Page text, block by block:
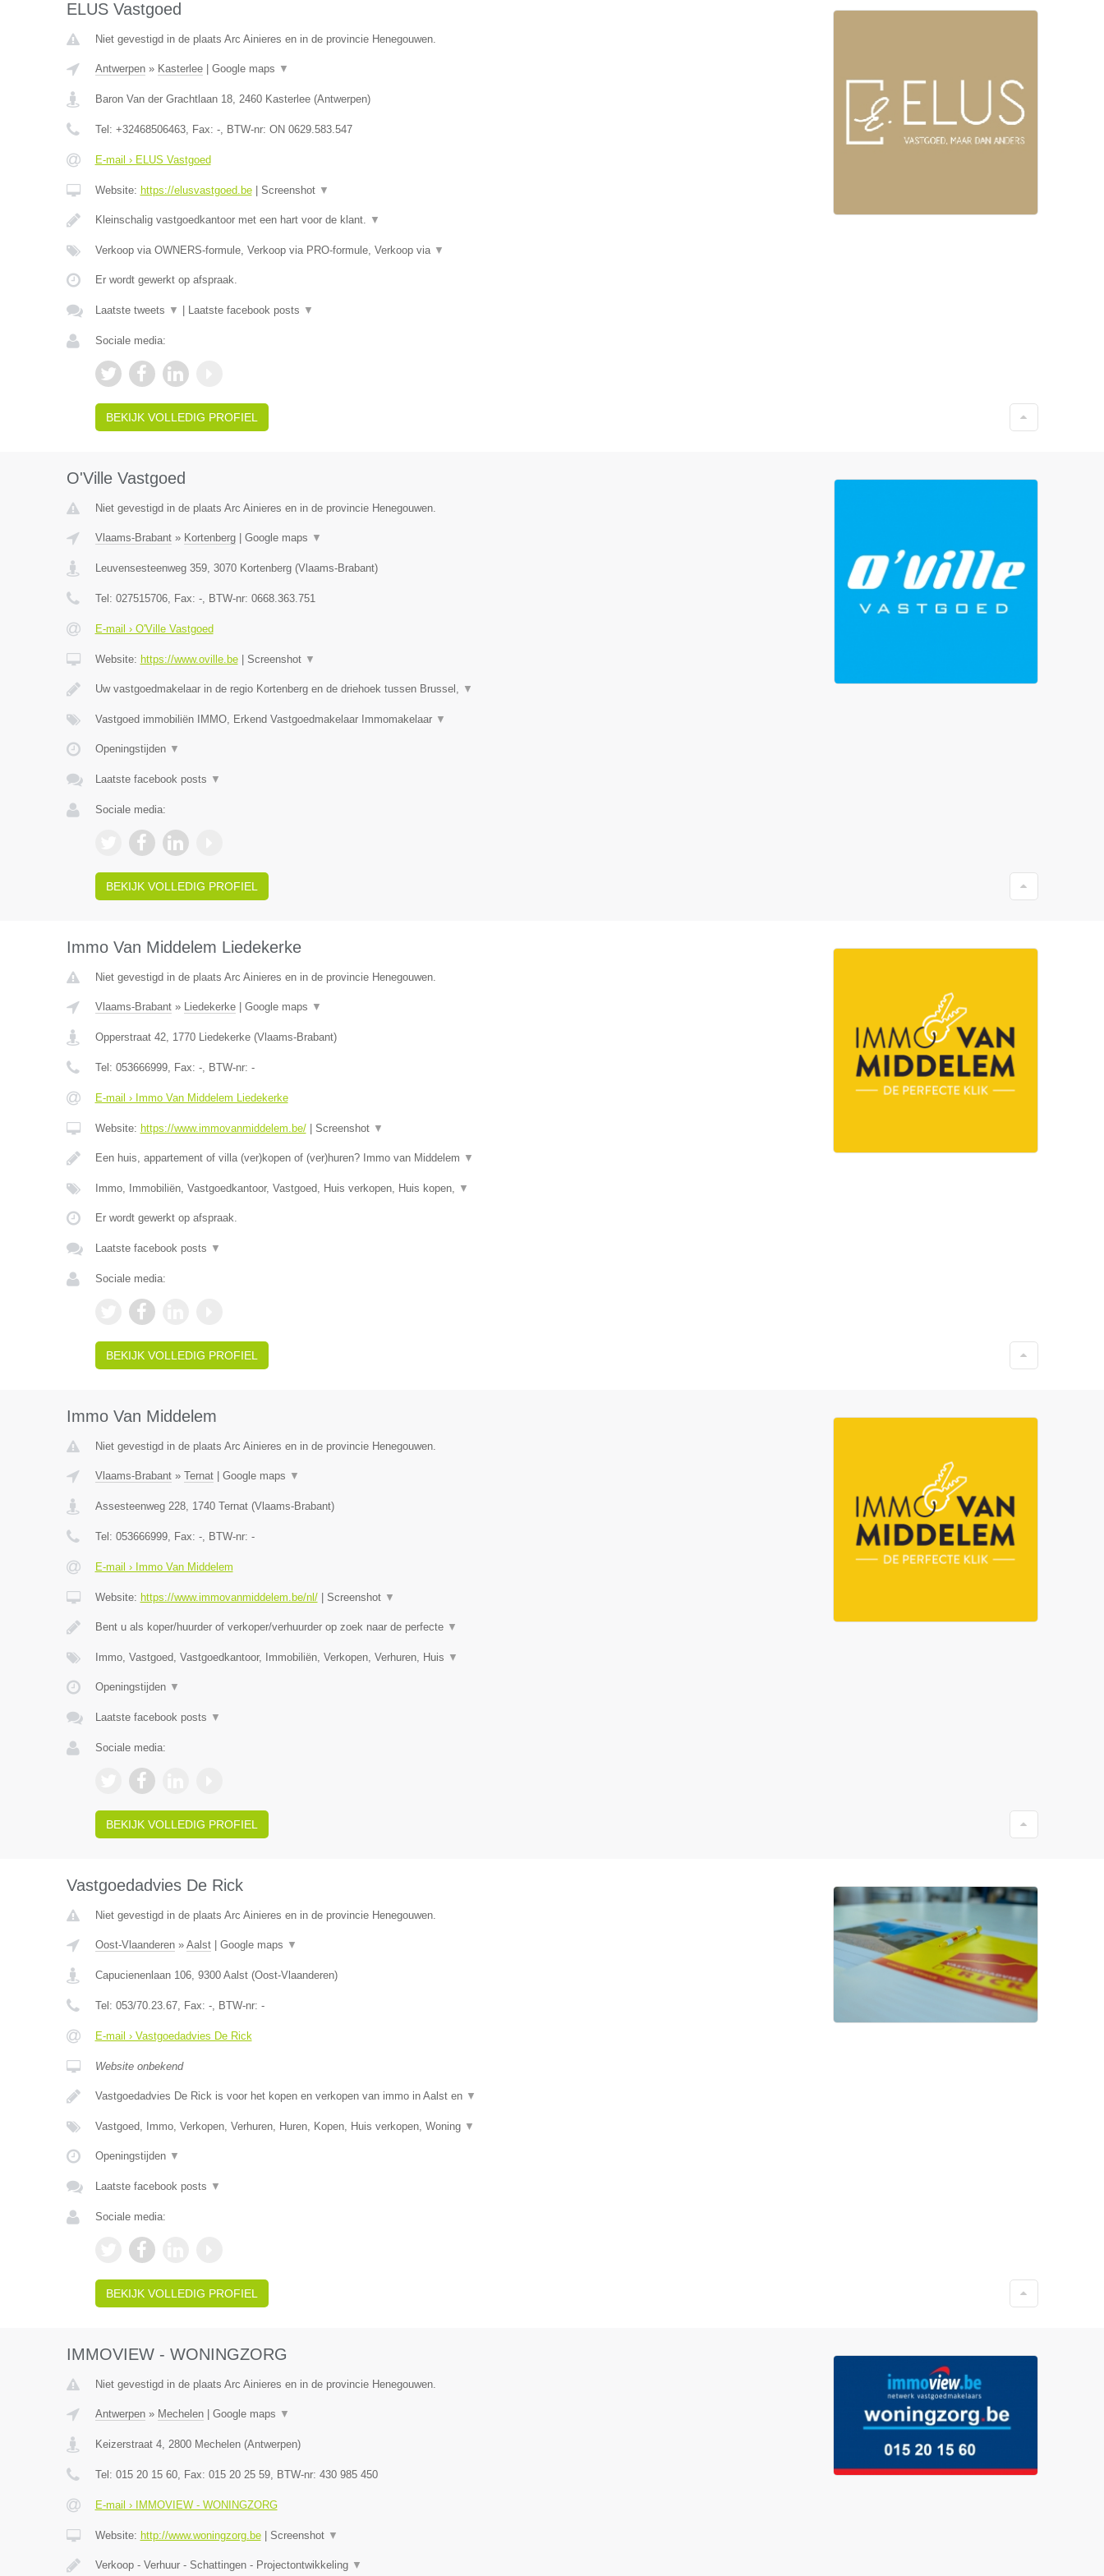
ELUS Vastgoed
Niet gevestigd in de plaats Arc Ainieres en in de provincie Henegouwen.
Antwerpen» Kasterlee| Google maps ▼
Baron Van der Grachtlaan 18, 2460 Kasterlee(Antwerpen)
Tel: +32468506463, Fax: -, BTW-nr: ON 0629.583.547
E-mail › ELUS Vastgoed
Website: https://elusvastgoed.be| Screenshot ▼
Kleinschalig vastgoedkantoor met een hart voor de klant. ▼
Verkoop via OWNERS-formule, Verkoop via PRO-formule, Verkoop via ▼
Er wordt gewerkt op afspraak.
Laatste tweets ▼ Laatste facebook posts ▼
Sociale media:
BEKIJK VOLLEDIG PROFIEL
O'Ville Vastgoed
Niet gevestigd in de plaats Arc Ainieres en in de provincie Henegouwen.
Vlaams-Brabant» Kortenberg| Google maps ▼
Leuvensesteenweg 359, 3070 Kortenberg(Vlaams-Brabant)
Tel: 027515706, Fax: -, BTW-nr: 0668.363.751
E-mail › O'Ville Vastgoed
Website: https://www.oville.be| Screenshot ▼
Uw vastgoedmakelaar in de regio Kortenberg en de driehoek tussen Brussel, ▼
Vastgoed immobiliën IMMO, Erkend Vastgoedmakelaar Immomakelaar ▼
Openingstijden ▼
Laatste facebook posts ▼
Sociale media:
BEKIJK VOLLEDIG PROFIEL
Immo Van Middelem Liedekerke
Niet gevestigd in de plaats Arc Ainieres en in de provincie Henegouwen.
Vlaams-Brabant» Liedekerke| Google maps ▼
Opperstraat 42, 1770 Liedekerke(Vlaams-Brabant)
Tel: 053666999, Fax: -, BTW-nr: -
E-mail › Immo Van Middelem Liedekerke
Website: https://www.immovanmiddelem.be/| Screenshot ▼
Een huis, appartement of villa (ver)kopen of (ver)huren? Immo van Middelem ▼
Immo, Immobiliën, Vastgoedkantoor, Vastgoed, Huis verkopen, Huis kopen, ▼
Er wordt gewerkt op afspraak.
Laatste facebook posts ▼
Sociale media:
BEKIJK VOLLEDIG PROFIEL
Immo Van Middelem
Niet gevestigd in de plaats Arc Ainieres en in de provincie Henegouwen.
Vlaams-Brabant» Ternat| Google maps ▼
Assesteenweg 228, 1740 Ternat(Vlaams-Brabant)
Tel: 053666999, Fax: -, BTW-nr: -
E-mail › Immo Van Middelem
Website: https://www.immovanmiddelem.be/nl/| Screenshot ▼
Bent u als koper/huurder of verkoper/verhuurder op zoek naar de perfecte ▼
Immo, Vastgoed, Vastgoedkantoor, Immobiliën, Verkopen, Verhuren, Huis ▼
Openingstijden ▼
Laatste facebook posts ▼
Sociale media:
BEKIJK VOLLEDIG PROFIEL
Vastgoedadvies De Rick
Niet gevestigd in de plaats Arc Ainieres en in de provincie Henegouwen.
Oost-Vlaanderen» Aalst| Google maps ▼
Capucienenlaan 106, 9300 Aalst(Oost-Vlaanderen)
Tel: 053/70.23.67, Fax: -, BTW-nr: -
E-mail › Vastgoedadvies De Rick
Website onbekend
Vastgoedadvies De Rick is voor het kopen en verkopen van immo in Aalst en ▼
Vastgoed, Immo, Verkopen, Verhuren, Huren, Kopen, Huis verkopen, Woning ▼
Openingstijden ▼
Laatste facebook posts ▼
Sociale media:
BEKIJK VOLLEDIG PROFIEL
IMMOVIEW - WONINGZORG
Niet gevestigd in de plaats Arc Ainieres en in de provincie Henegouwen.
Antwerpen» Mechelen| Google maps ▼
Keizerstraat 4, 2800 Mechelen(Antwerpen)
Tel: 015 20 15 60, Fax: 015 20 25 59, BTW-nr: 430 985 450
E-mail › IMMOVIEW - WONINGZORG
Website: http://www.woningzorg.be| Screenshot ▼
Verkoop - Verhuur - Schattingen - Projectontwikkeling ▼